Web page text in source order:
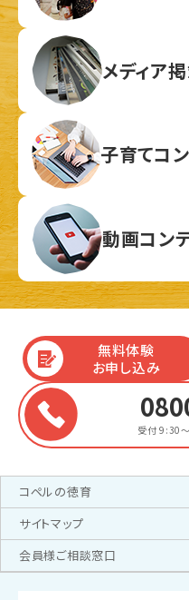
メディア
子育てコ
動画コン
無料体験
お申し込み
受付 9:30
コペルの徳育
サイトマップ
会員様ご相談窓口